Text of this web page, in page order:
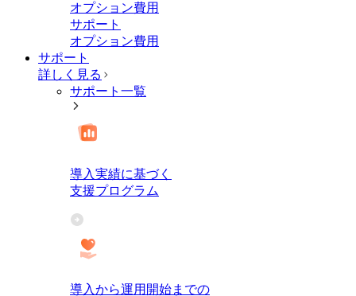
オプション費用
サポート
オプション費用
サポート
詳しく見る
サポート一覧
導入実績に基づく
支援プログラム
導入から運用開始までの